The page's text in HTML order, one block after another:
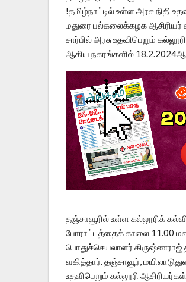
!தமிழ்நாட்டில் உள்ள அரசு நிதி
மதுரை பல்கலைக்கழக ஆசிரியர்
சார்பில் அரசு உதவிபெறும்
ஆகிய நகரங்களில்
தஞ்சாவூரில் உள்ள கல்லூரிக்
போராட்டத்தைக் காலை 11.00
பொதுச்செயலாளர் கிருஷ்ணராஜ்
வகித்தார். தஞ்சாவூர்,
உதவிபெறும் கல்லூரி